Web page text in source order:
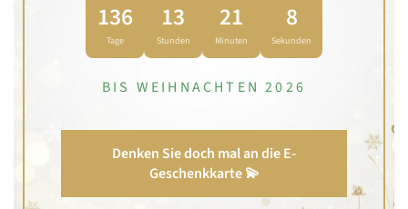
136
Tage
13
Stunden
21
Minuten
5
Sekunden
BIS WEIHNACHTEN 2026
Denken Sie doch mal an die E-
Geschenkkarte 💫